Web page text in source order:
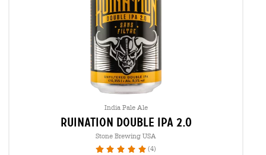
India Pale Ale
ruination double ipa 2.0
Stone Brewing USA
100% (4)